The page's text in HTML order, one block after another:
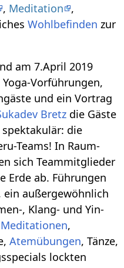
, Meditation
,
Wohlbefinden zur
am 7.April 2019
Vorführungen,
und ein Vortrag
Bretz die Gäste
die
Teams! In Raum-
sich Teammitglieder
Erde ab. Führungen
ein außergewöhnlich
, Klang- und Yin-
Meditationen,
Atemübungen, Tänze,
lockten